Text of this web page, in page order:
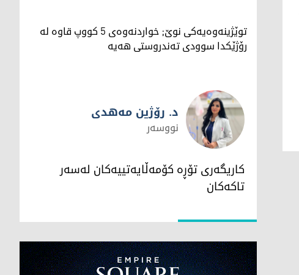
توێژینەوەیەکی نوێ; خواردنەوەی 5 کووپ قاوە لە
رۆژێکدا سوودی تەندروستی هەیە
د. رۆژین مەهدی
د. رۆژین مەهدی
نووسەر
کاریگەری تۆڕە کۆمەڵایەتییەکان لەسەر
تاکەکان